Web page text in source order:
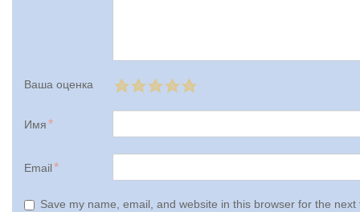
Ваша оценка
Имя
Email
Save my name, email, and website in this browser for the next